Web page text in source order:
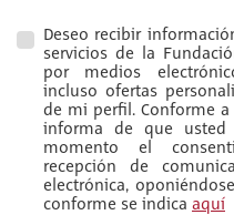
Deseo recibir
servicios de la
por medios
incluso ofertas
de mi perfil. Conforme a
informa de que usted
momento el
recepción de
electrónica,
conforme se indica aquí